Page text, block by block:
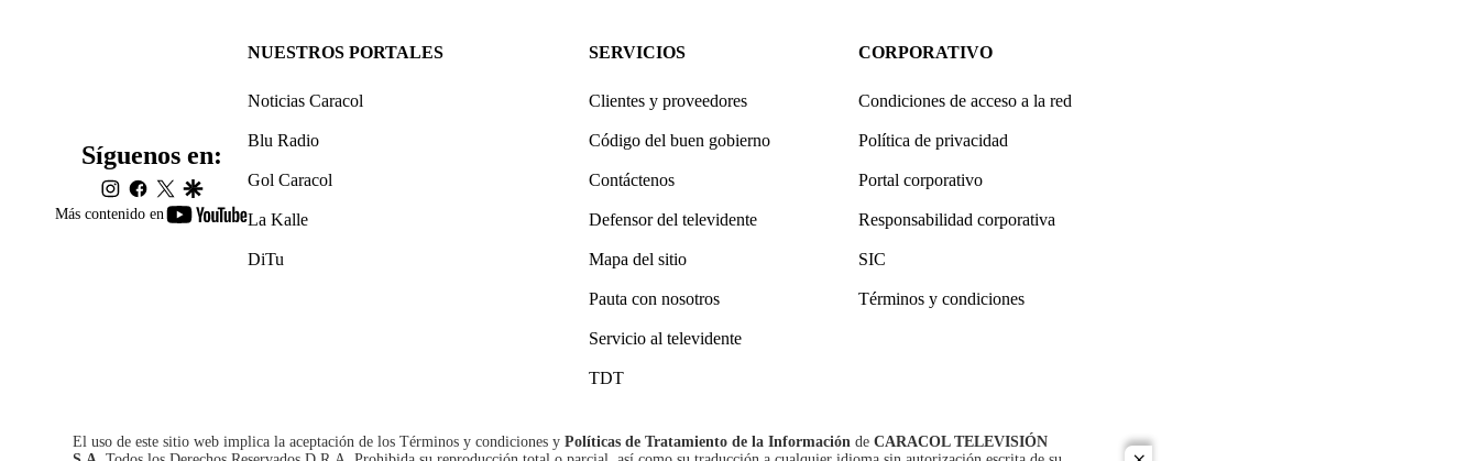
Más contenido en
youtube-
Síguenos en:
instagram
facebook
twittergoogle
NUESTROS PORTALES
Noticias Caracol
Blu Radio
Gol Caracol
La Kalle
DiTu
SERVICIOS
Clientes y proveedores
Código del buen gobierno
Contáctenos
Defensor del televidente
Mapa del sitio
Pauta con nosotros
Servicio al televidente
TDT
CORPORATIVO
Condiciones de acceso a la red
Política de privacidad
Portal corporativo
Responsabilidad corporativa
SIC
Términos y condiciones
El uso de este sitio web implica la aceptación de los Términos y condiciones y Políticas de Tratamiento de la Información de CARACOL TELEVISIÓN